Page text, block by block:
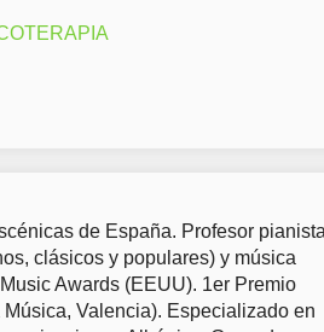
de España. Profesor pianista
clásicos y populares) y música
Awards (EEUU). 1er Premio
Valencia). Especializado en